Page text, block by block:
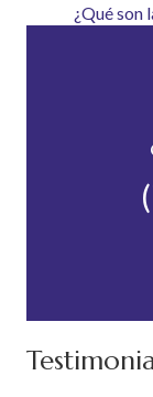
navigation
¿Qué